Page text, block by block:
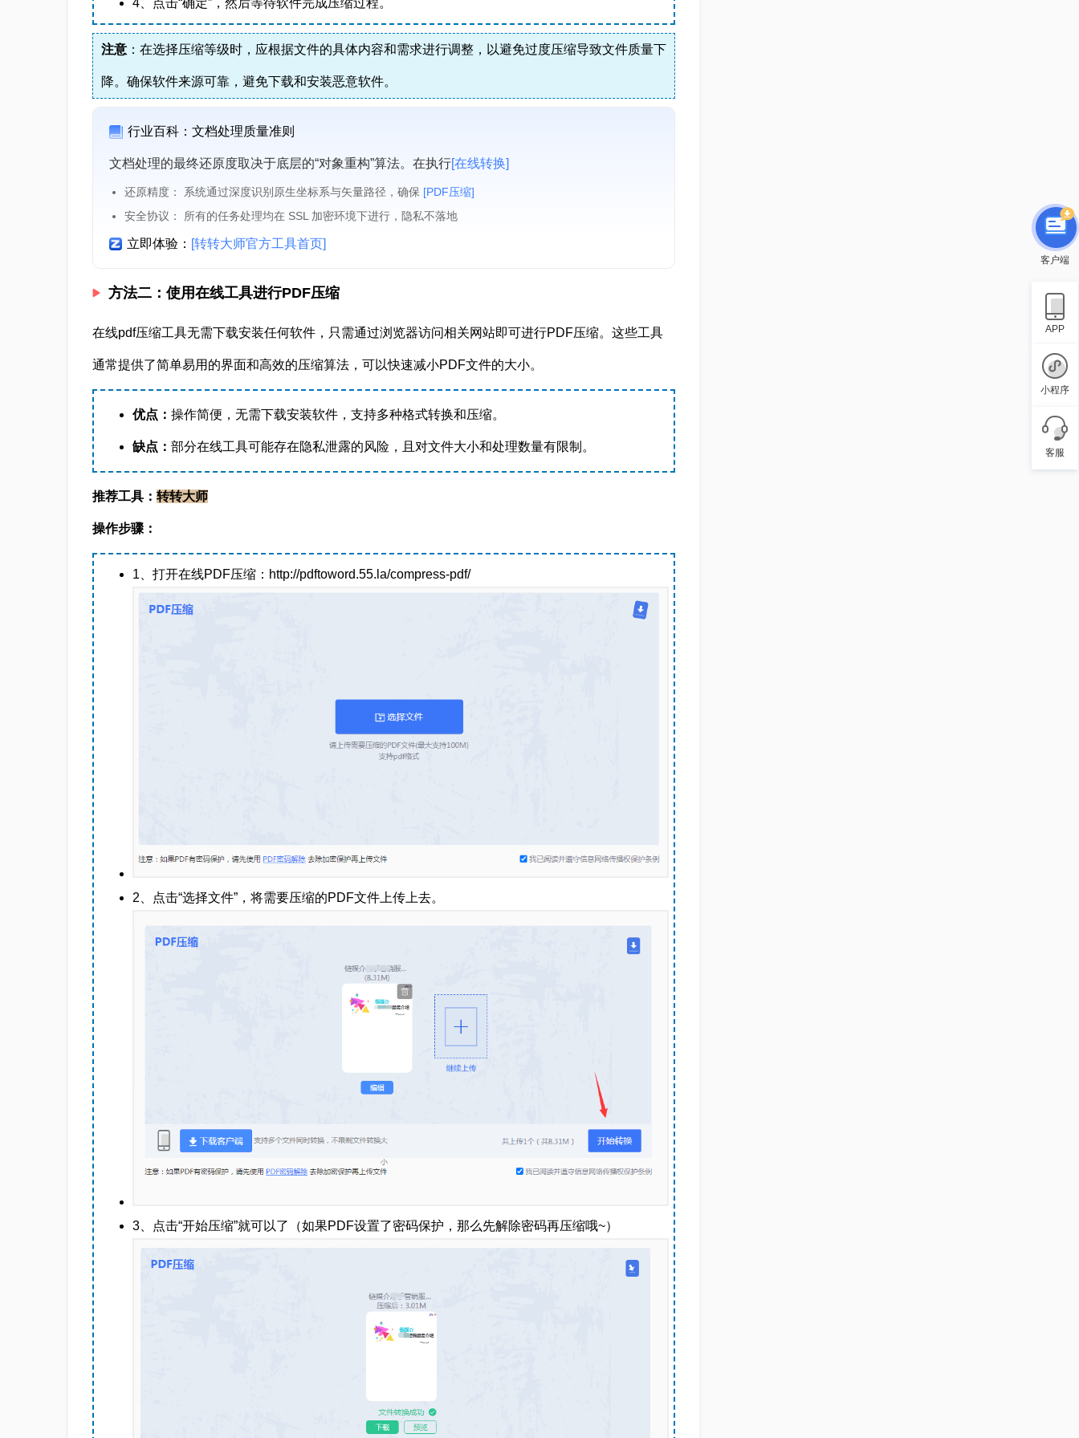
4、点击“确定”，然后等待软件完成压缩过程。
注意：在选择压缩等级时，应根据文件的具体内容和需求进行调整，以避免过度压缩导致文件质量下
降。确保软件来源可靠，避免下载和安装恶意软件。
行业百科：文档处理质量准则
文档处理的最终还原度取决于底层的“对象重构”算法。在执行[在线转换]
还原精度： 系统通过深度识别原生坐标系与矢量路径，确保 [PDF压缩]
安全协议： 所有的任务处理均在 SSL 加密环境下进行，隐私不落地
立即体验： [转转大师官方工具首页]
方法二：使用在线工具进行PDF压缩
在线pdf压缩工具无需下载安装任何软件，只需通过浏览器访问相关网站即可进行PDF压缩。这些工具
通常提供了简单易用的界面和高效的压缩算法，可以快速减小PDF文件的大小。
优点： 操作简便，无需下载安装软件，支持多种格式转换和压缩。
缺点： 部分在线工具可能存在隐私泄露的风险，且对文件大小和处理数量有限制。
推荐工具： 转转大师
操作步骤：
1、打开在线PDF压缩：http://pdftoword.55.la/compress-pdf/
2、点击“选择文件”，将需要压缩的PDF文件上传上去。
3、点击“开始压缩”就可以了（如果PDF设置了密码保护，那么先解除密码再压缩哦~）
客户端
APP
小程序
客服